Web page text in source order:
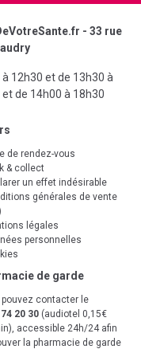
- 33 rue
12h30 et de 13h30 à
de 14h00 à 18h30
de rendez-vous
& collect
un effet indésirable
générales de vente
légales
personnelles
de garde
contacter le
20 30 (audiotel 0,15€
accessible 24h/24 afin
la pharmacie de garde